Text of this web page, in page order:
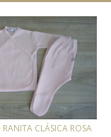
CLÁSICA ROSA